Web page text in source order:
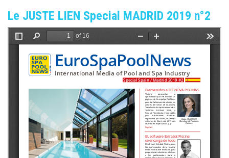
Le JUSTE LIEN Special MADRID 2019 n°2